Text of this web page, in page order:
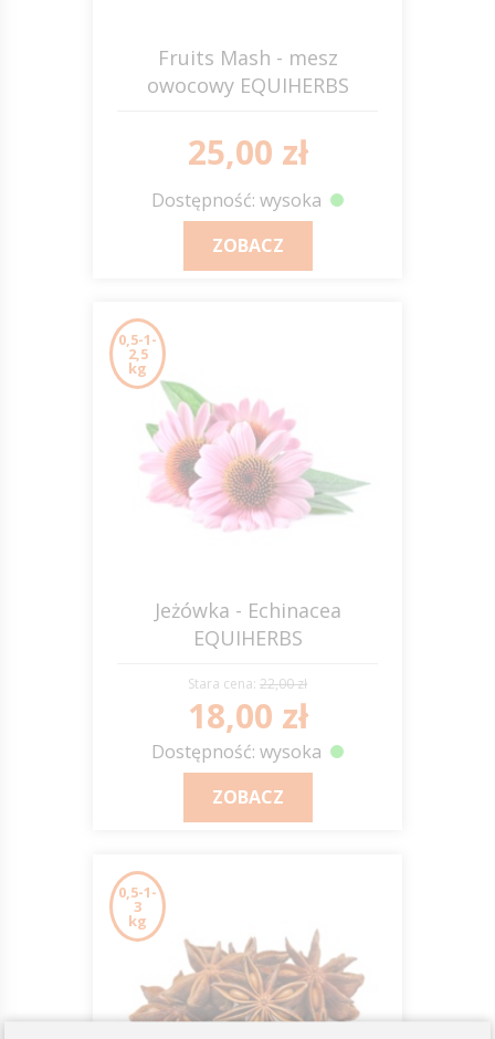
Fruits Mash - mesz
owocowy EQUIHERBS
25,00 zł
Dostępność: wysoka
ZOBACZ
0,5-1-
2,5
kg
Jeżówka - Echinacea
EQUIHERBS
Stara cena: 22,00 zł
18,00 zł
Dostępność: wysoka
ZOBACZ
0,5-1-
3
kg